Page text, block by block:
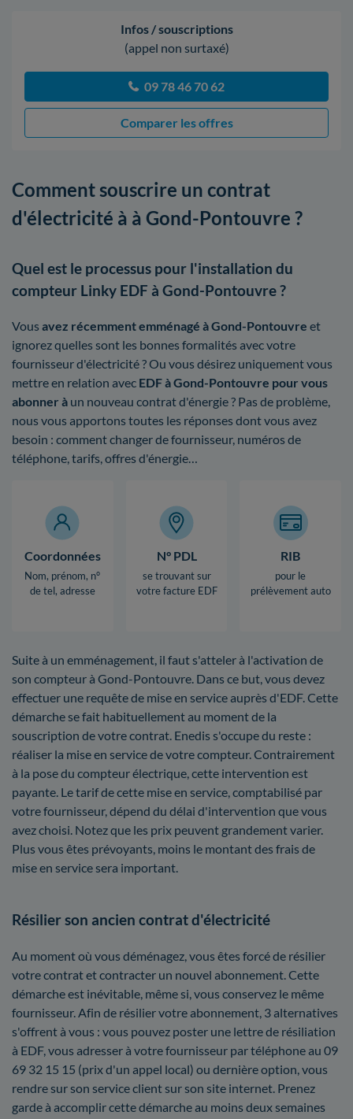
Infos / souscriptions
(appel non surtaxé)
09 78 46 70 62
Comparer les offres
Comment souscrire un contrat
d'électricité à à Gond-Pontouvre ?
Quel est le processus pour l'installation du
compteur Linky EDF à Gond-Pontouvre ?
Vous avez récemment emménagé à Gond-Pontouvre et
ignorez quelles sont les bonnes formalités avec votre
fournisseur d'électricité ? Ou vous désirez uniquement vous
mettre en relation avec EDF à Gond-Pontouvre pour vous
abonner à un nouveau contrat d'énergie ? Pas de problème,
nous vous apportons toutes les réponses dont vous avez
besoin : comment changer de fournisseur, numéros de
téléphone, tarifs, offres d'énergie…
Coordonnées
Nom, prénom, n°
de tel, adresse
N° PDL
se trouvant sur
votre facture EDF
RIB
pour le
prélèvement auto
Suite à un emménagement, il faut s'atteler à l'activation de
son compteur à Gond-Pontouvre. Dans ce but, vous devez
effectuer une requête de mise en service auprès d'EDF. Cette
démarche se fait habituellement au moment de la
souscription de votre contrat. Enedis s'occupe du reste :
réaliser la mise en service de votre compteur. Contrairement
à la pose du compteur électrique, cette intervention est
payante. Le tarif de cette mise en service, comptabilisé par
votre fournisseur, dépend du délai d'intervention que vous
avez choisi. Notez que les prix peuvent grandement varier.
Plus vous êtes prévoyants, moins le montant des frais de
mise en service sera important.
Résilier son ancien contrat d'électricité
Au moment où vous déménagez, vous êtes forcé de résilier
votre contrat et contracter un nouvel abonnement. Cette
démarche est inévitable, même si, vous conservez le même
fournisseur. Afin de résilier votre abonnement, 3 alternatives
s'offrent à vous : vous pouvez poster une lettre de résiliation
à EDF, vous adresser à votre fournisseur par téléphone au 09
69 32 15 15 (prix d'un appel local) ou dernière option, vous
rendre sur son service client sur son site internet. Prenez
garde à accomplir cette démarche au moins deux semaines